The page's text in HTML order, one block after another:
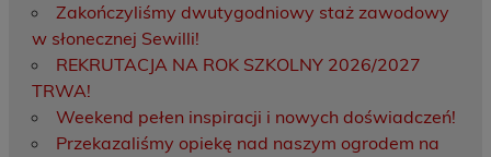
Zakończyliśmy dwutygodniowy staż zawodowy
w słonecznej Sewilli!
REKRUTACJA NA ROK SZKOLNY 2026/2027
TRWA!
Weekend pełen inspiracji i nowych doświadczeń!
Przekazaliśmy opiekę nad naszym ogrodem na